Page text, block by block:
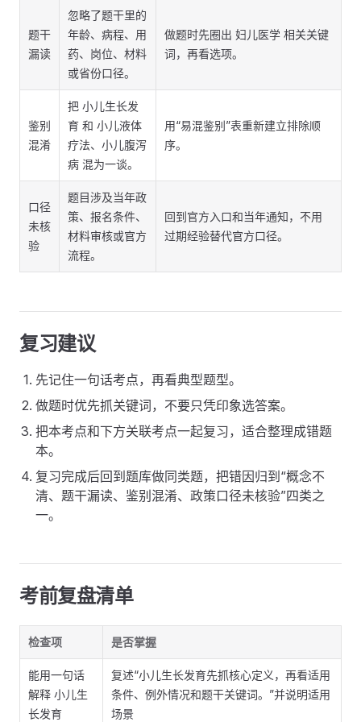
题干
漏读
忽略了题干里的
年龄、病程、用
药、岗位、材料
或省份口径。
做题时先圈出 妇儿医学 相关关键
词，再看选项。
鉴别
混淆
把 小儿生长发
育 和 小儿液体
疗法、小儿腹泻
病 混为一谈。
用“易混鉴别”表重新建立排除顺
序。
口径
未核
验
题目涉及当年政
策、报名条件、
材料审核或官方
流程。
回到官方入口和当年通知，不用
过期经验替代官方口径。
复习建议
先记住一句话考点，再看典型题型。
做题时优先抓关键词，不要只凭印象选答案。
把本考点和下方关联考点一起复习，适合整理成错题
本。
复习完成后回到题库做同类题，把错因归到“概念不
清、题干漏读、鉴别混淆、政策口径未核验”四类之
一。
考前复盘清单
检查项 是否掌握
能用一句话
解释 小儿生
长发育
复述“小儿生长发育先抓核心定义，再看适用
条件、例外情况和题干关键词。”并说明适用
场景